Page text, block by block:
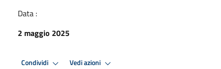
Data :
2 maggio 2025
Condividi Vedi azioni